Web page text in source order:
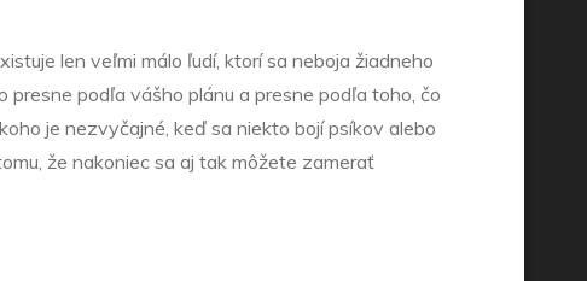
len veľmi málo ľudí, ktorí sa neboja žiadneho
podľa vášho plánu a presne podľa toho, čo
je nezvyčajné, keď sa niekto bojí psíkov alebo
že nakoniec sa aj tak môžete zamerať